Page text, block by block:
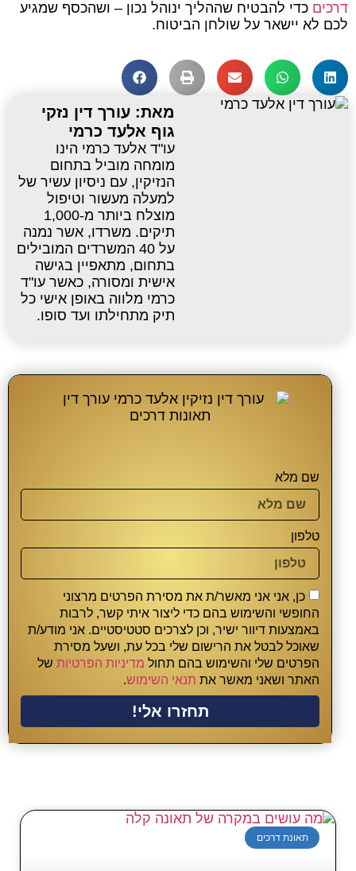
דרכים כדי להבטיח שההליך ינוהל נכון – ושהכסף שמגיע
לכם לא יישאר על שולחן הביטוח.
מאת: עורך דין נזקי
גוף אלעד כרמי
עו"ד אלעד כרמי הינו
מומחה מוביל בתחום
הנזיקין, עם ניסיון עשיר של
למעלה מעשור וטיפול
מוצלח ביותר מ-1,000
תיקים. משרדו, אשר נמנה
על 40 המשרדים המובילים
בתחום, מתאפיין בגישה
אישית ומסורה, כאשר עו"ד
כרמי מלווה באופן אישי כל
תיק מתחילתו ועד סופו.
שם מלא
טלפון
כן, אני אני מאשר/ת את מסירת הפרטים מרצוני
החופשי והשימוש בהם כדי ליצור איתי קשר, לרבות
באמצעות דיוור ישיר, וכן לצרכים סטטיסטיים. אני מודע/ת
שאוכל לבטל את הרישום שלי בכל עת, ושעל מסירת
הפרטים שלי והשימוש בהם תחול מדיניות הפרטיות של
האתר ושאני מאשר את תנאי השימוש.
תחזרו אלי!
תאונת דרכים